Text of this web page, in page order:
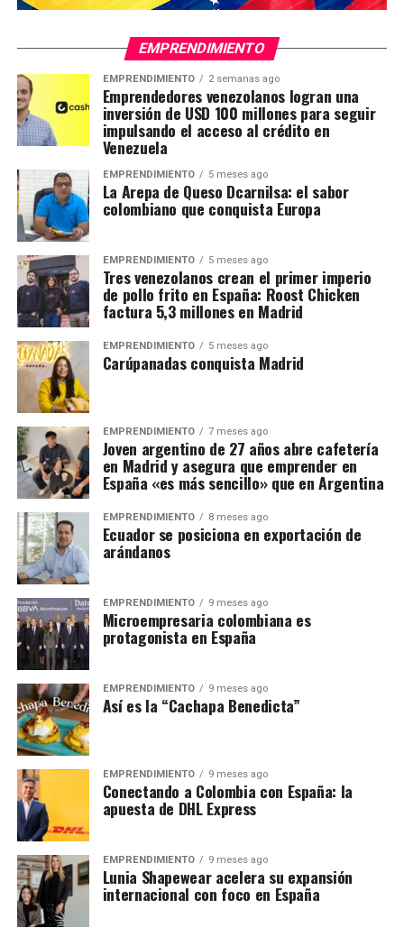
EMPRENDIMIENTO
EMPRENDIMIENTO 2 semanas ago
Emprendedores venezolanos logran una
inversión de USD 100 millones para seguir
impulsando el acceso al crédito en
Venezuela
EMPRENDIMIENTO 5 meses ago
La Arepa de Queso Dcarnilsa: el sabor
colombiano que conquista Europa
EMPRENDIMIENTO 5 meses ago
Tres venezolanos crean el primer imperio
de pollo frito en España: Roost Chicken
factura 5,3 millones en Madrid
EMPRENDIMIENTO 5 meses ago
Carúpanadas conquista Madrid
EMPRENDIMIENTO 7 meses ago
Joven argentino de 27 años abre cafetería
en Madrid y asegura que emprender en
España «es más sencillo» que en Argentina
EMPRENDIMIENTO 8 meses ago
Ecuador se posiciona en exportación de
arándanos
EMPRENDIMIENTO 9 meses ago
Microempresaria colombiana es
protagonista en España
EMPRENDIMIENTO 9 meses ago
Así es la “Cachapa Benedicta”
EMPRENDIMIENTO 9 meses ago
Conectando a Colombia con España: la
apuesta de DHL Express
EMPRENDIMIENTO 9 meses ago
Lunia Shapewear acelera su expansión
internacional con foco en España